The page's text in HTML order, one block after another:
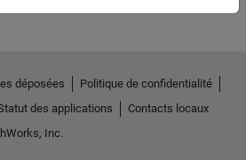
déposées
Politique de confidentialité
des applications
Contacts locaux
Inc.